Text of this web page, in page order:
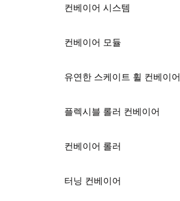
컨베이어 시스템
컨베이어 모듈
유연한 스케이트 휠 컨베이어
플렉시블 롤러 컨베이어
컨베이어 롤러
터닝 컨베이어